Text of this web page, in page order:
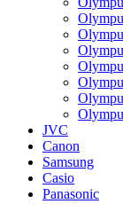
JVC
Canon
Samsung
Casio
Panasonic